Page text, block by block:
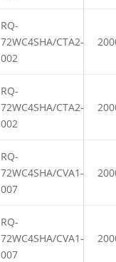
RQ-
72WC4SHA/CTA2-
002
RQ-
72WC4SHA/CTA2-
002
RQ-
72WC4SHA/CVA1-
007
RQ-
72WC4SHA/CVA1-
007